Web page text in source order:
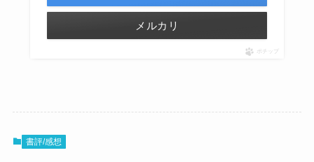
メルカリ
ポチップ
書評/感想